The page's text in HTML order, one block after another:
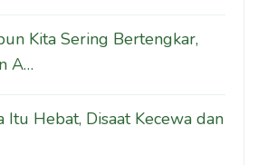
Kita Sering Bertengkar,
A…
Itu Hebat, Disaat Kecewa dan